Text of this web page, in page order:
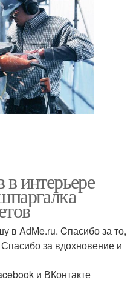
в интерьере
в AdMe.ru. Cпасибо за то,
Спасибо за вдохновение и
и ВКонтакте